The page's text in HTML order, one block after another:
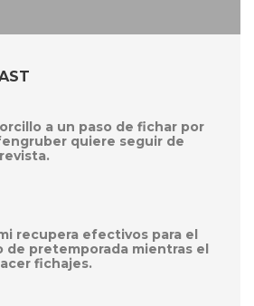
a un paso de fichar por
quiere seguir de
recupera efectivos para el
de pretemporada mientras el
fichajes.